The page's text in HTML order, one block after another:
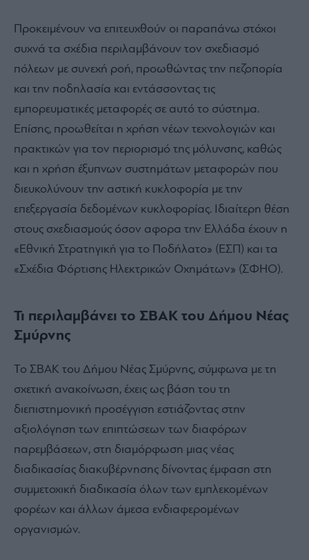
Προκειμένουν να επιτευχθούν οι παραπάνω στόχοι
συχνά τα σχέδια περιλαμβάνουν τον σχεδιασμό
πόλεων με συνεχή ροή, προωθώντας την πεζοπορία
και την ποδηλασία και εντάσσοντας τις
εμπορευματικές μεταφορές σε αυτό το σύστημα.
Επίσης, προωθείται η χρήση νέων τεχνολογιών και
πρακτικών για τον περιορισμό της μόλυνσης, καθώς
και η χρήση έξυπνων συστημάτων μεταφορών που
διευκολύνουν την αστική κυκλοφορία με την
επεξεργασία δεδομένων κυκλοφορίας. Ιδιαίτερη θέση
στους σχεδιασμούς όσον αφορα την Ελλάδα έχουν η
«Εθνική Στρατηγική για το Ποδήλατο» (ΕΣΠ) και τα
«Σχέδια Φόρτισης Ηλεκτρικών Οχημάτων» (ΣΦΗΟ).
Τι περιλαμβάνει το ΣΒΑΚ του Δήμου Νέας
Σμύρνης
Το ΣΒΑΚ του Δήμου Νέας Σμύρνης, σύμφωνα με τη
σχετική ανακοίνωση, έχεις ως βάση του τη
διεπιστημονική προσέγγιση εστιάζοντας στην
αξιολόγηση των επιπτώσεων των διαφόρων
παρεμβάσεων, στη διαμόρφωση μιας νέας
διαδικασίας διακυβέρνησης δίνοντας έμφαση στη
συμμετοχική διαδικασία όλων των εμπλεκομένων
φορέων και άλλων άμεσα ενδιαφερομένων
οργανισμών.